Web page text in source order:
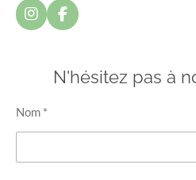
I
n
a
m
F
a
b
N'hésitez pas à
Nom *